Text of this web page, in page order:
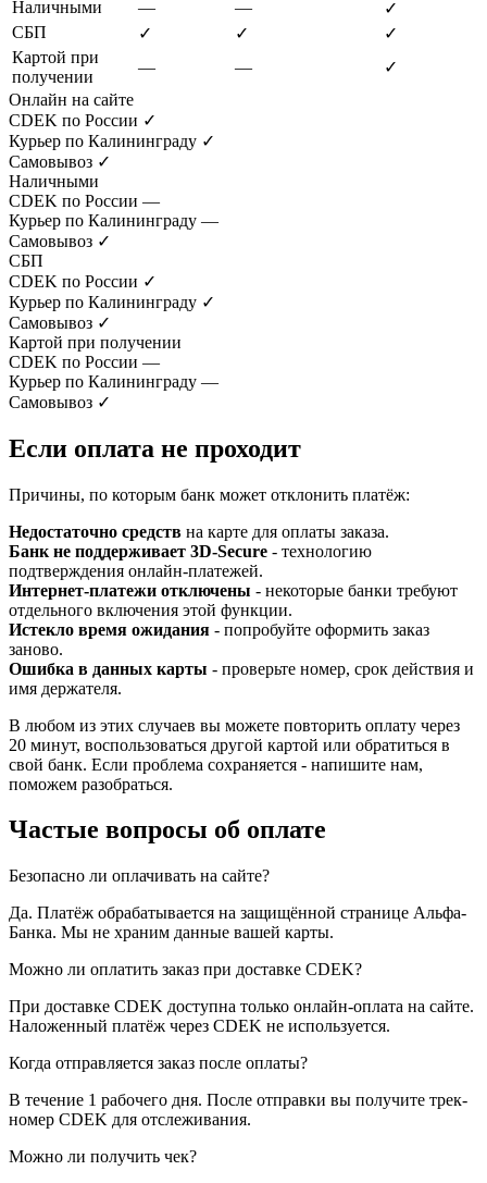
Наличными — —
✓
СБП
✓ ✓
✓
Картой при
получении
— —
✓
Онлайн на сайте
CDEK по России ✓
Курьер по Калининграду ✓
Самовывоз ✓
Наличными
CDEK по России —
Курьер по Калининграду —
Самовывоз ✓
СБП
CDEK по России ✓
Курьер по Калининграду ✓
Самовывоз ✓
Картой при получении
CDEK по России —
Курьер по Калининграду —
Самовывоз ✓
Если оплата не проходит
Причины, по которым банк может отклонить платёж:
Недостаточно средств на карте для оплаты заказа.
Банк не поддерживает 3D-Secure - технологию
подтверждения онлайн-платежей.
Интернет-платежи отключены - некоторые банки требуют
отдельного включения этой функции.
Истекло время ожидания - попробуйте оформить заказ
заново.
Ошибка в данных карты - проверьте номер, срок действия и
имя держателя.
В любом из этих случаев вы можете повторить оплату через
20 минут, воспользоваться другой картой или обратиться в
свой банк. Если проблема сохраняется - напишите нам,
поможем разобраться.
Частые вопросы об оплате
Безопасно ли оплачивать на сайте?
Да. Платёж обрабатывается на защищённой странице Альфа-
Банка. Мы не храним данные вашей карты.
Можно ли оплатить заказ при доставке CDEK?
При доставке CDEK доступна только онлайн-оплата на сайте.
Наложенный платёж через CDEK не используется.
Когда отправляется заказ после оплаты?
В течение 1 рабочего дня. После отправки вы получите трек-
номер CDEK для отслеживания.
Можно ли получить чек?